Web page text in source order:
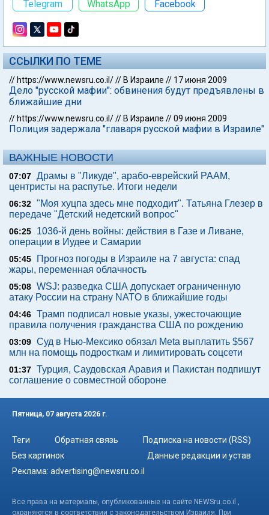
Telegram
WhatsApp Facebook
ССЫЛКИ ПО ТЕМЕ
// https://www.newsru.co.il/// В Израиле // 17 июня 2009
Дело "русской мафии": обвинения будут предъявлены в
ближайшие дни
// https://www.newsru.co.il/// В Израиле //09 июня 2009
Полиция задержала "главаря русской мафии в Израиле"
ВАЖНЫЕ НОВОСТИ
07:07 Драмы в "Ликуде", арабо-еврейский РААМ,
центристы на распутье. Итоги недели
06:32 "Моя хуцпа здесь мне подходит". Татьяна Глезер в
передаче "Детский недетский вопрос"
06:25
1036-й день войны: действия в Газе и Ливане,
операции в Иудее и Самарии
05:45
Прогноз погоды в Израиле на 7 августа: спад
жары, переменная облачность
05:08 WSJ: разведка США допускает ограниченную
атаку России на страну NATO в ближайшие годы
04:46 Трамп подписал новые указы, ужесточающие
правила получения гражданства США по рождению
03:09 Суд в Нью-Мексико обязал Meta выплатить $567
млн на помощь подросткам и лимитировать соцсети
01:37 Турция, Саудовская Аравия и Пакистан подпишут
соглашение о совместной обороне
Пятница, 07 августа 2026 г.
Теги Обратная связь
Подписка на новости (RSS)
Без картинок
Данные редакции и устав
Реклама: advertising@newsru.co.il
Все права на материалы, опубликованные на сайте NEWSru.co.il ,
охраняются в соответствии с законодательством Израиля. При